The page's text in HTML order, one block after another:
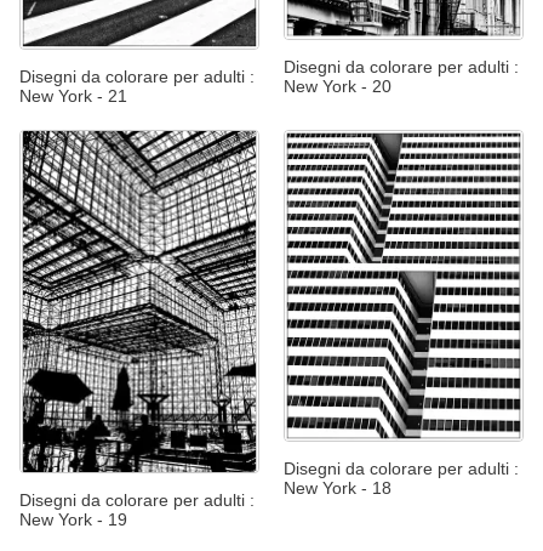
Disegni da colorare per adulti :
New York - 21
Disegni da colorare per adulti :
New York - 20
Disegni da colorare per adulti :
New York - 19
Disegni da colorare per adulti :
New York - 18